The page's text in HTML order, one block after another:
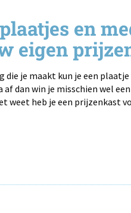
en
eigen
die je maakt kun je een plaatje
af dan win je misschien wel
weet heb je een prijzenkast